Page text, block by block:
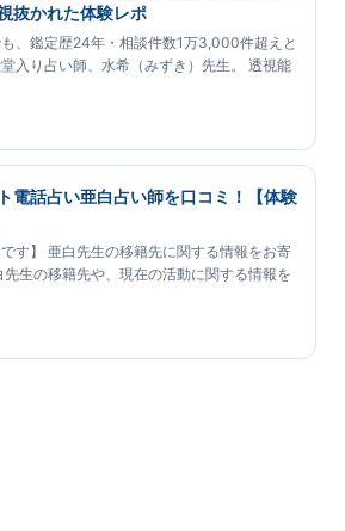
抜かれた体験レポ
、鑑定歴24年・相談件数1万3,000件超えと
入り占い師、水希（みずき）先生。 透視能
電話占い亜白占い師を口コミ！【体験
す】 亜白先生の移籍先に関する情報をお寄
生の移籍先や、現在の活動に関する情報を